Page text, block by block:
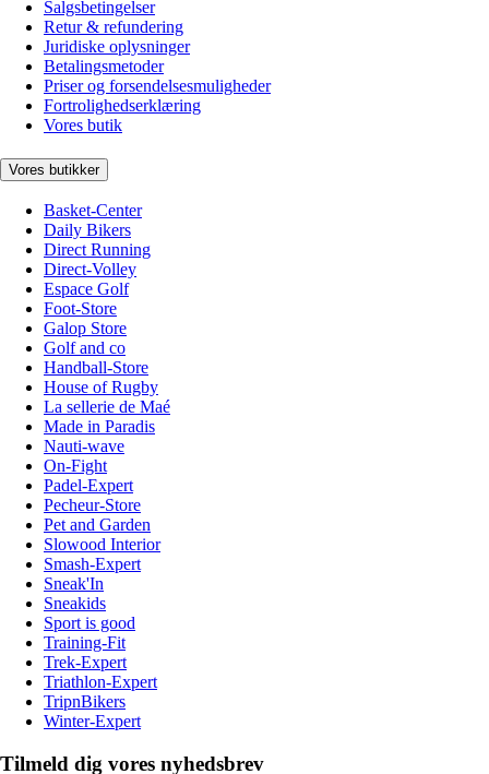
Salgsbetingelser
Retur & refundering
Juridiske oplysninger
Betalingsmetoder
Priser og forsendelsesmuligheder
Fortrolighedserklæring
Vores butik
Vores butikker
Basket-Center
Daily Bikers
Direct Running
Direct-Volley
Espace Golf
Foot-Store
Galop Store
Golf and co
Handball-Store
House of Rugby
La sellerie de Maé
Made in Paradis
Nauti-wave
On-Fight
Padel-Expert
Pecheur-Store
Pet and Garden
Slowood Interior
Smash-Expert
Sneak'In
Sneakids
Sport is good
Training-Fit
Trek-Expert
Triathlon-Expert
TripnBikers
Winter-Expert
Tilmeld dig vores nyhedsbrev